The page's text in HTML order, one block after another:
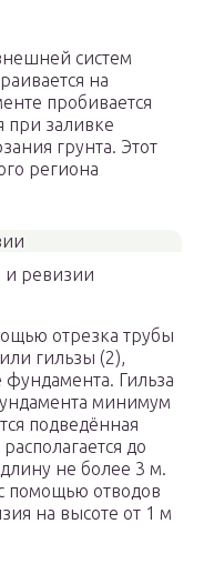
систем
на
пробивается
при заливке
грунта. Этот
региона
и ревизии
отрезка трубы
гильзы (2),
фундамента. Гильза
минимум
подведённая
до
не более 3 м.
помощью отводов
на высоте от 1 м